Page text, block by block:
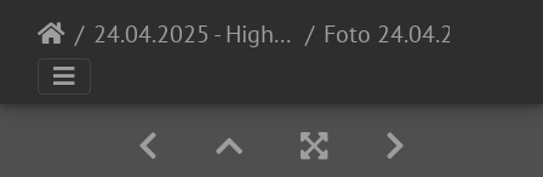
24.04.2025 - High School Invasion 0711 Opening @ Proton